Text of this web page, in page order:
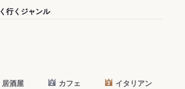
行くジャンル
居酒屋 カフェ
イタリアン